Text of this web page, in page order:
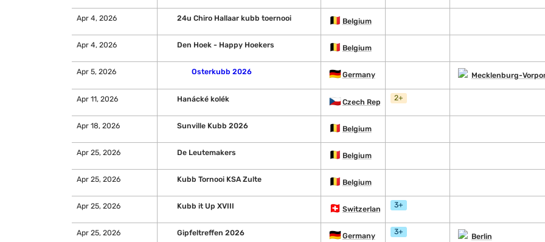
Apr 4, 2026 24u Chiro Hallaar kubb toernooi 🇧🇪 Belgium
Apr 4, 2026 Den Hoek - Happy Hoekers 🇧🇪 Belgium
Apr 5, 2026 Osterkubb 2026 🇩🇪Germany Mecklenburg-
Apr 11, 2026 Hanácké kolék 🇨🇿Czech Republic2+
Apr 18, 2026 Sunville Kubb 2026 🇧🇪 Belgium
Apr 25, 2026 De Leutemakers 🇧🇪 Belgium
Apr 25, 2026 Kubb Tornooi KSA Zulte 🇧🇪 Belgium
Apr 25, 2026 Kubb it Up XVIII 🇨🇭 Switzerland 3+
Apr 25, 2026 Gipfeltreffen 2026 🇩🇪Germany 3+
Berlin